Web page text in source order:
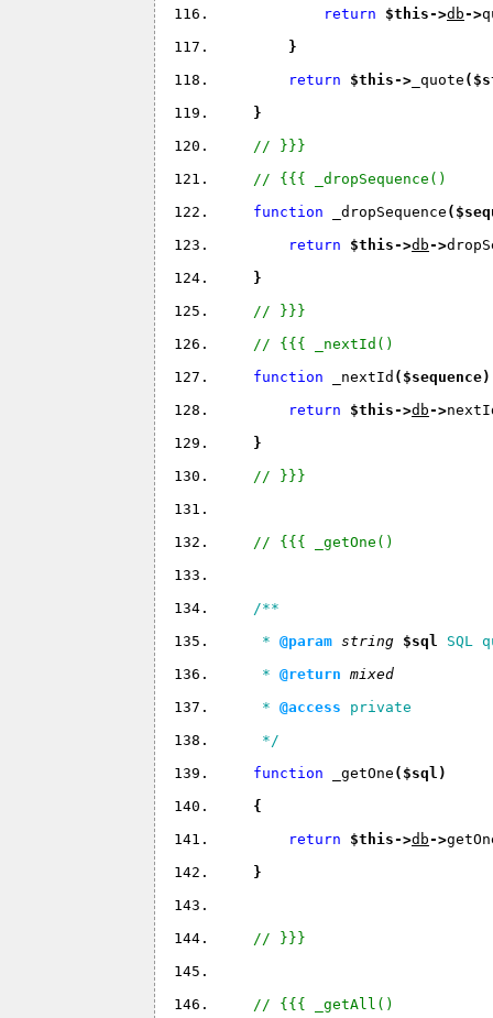
return $this->db->
}
return $this-> _quote (
}
// }}}
// {{{ _dropSequence()
function
_dropSequence (
return $this->db->
}
// }}}
// {{{ _nextId()
function
_nextId ( $sequence
return $this->db->
}
// }}}
// {{{ _getOne()
/**
* @param string $sql SQL
* @return mixed
* @access private
*/
function
_getOne ( $sql )
{
return $this->db->
}
// }}}
// {{{ _getAll()